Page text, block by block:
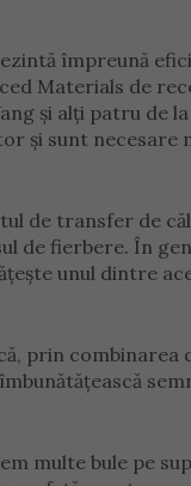
împreună
Materials de
și alți patru de
și sunt necesare
de transfer de
de fierbere. În
unul dintre
prin
multe bule pe